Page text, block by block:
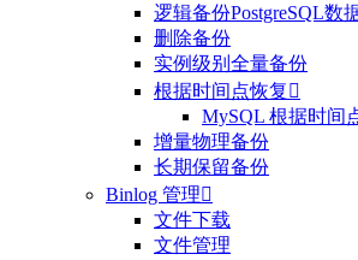
逻辑备份PostgreSQL数
删除备份
实例级别全量备份
根据时间点恢复 
MySQL 根据时间
增量物理备份
长期保留备份
Binlog 管理
文件下载
文件管理